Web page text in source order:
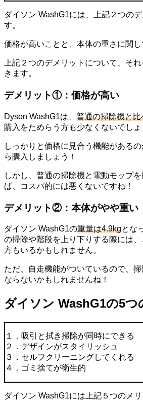
ダイソン WashG1には、上記２つの
す。
価格が高いことと、本体の重さに関し
上記２つのデメリットについて、そ
きます。
デメリット①：価格が高い
Dyson WashG1は、 普通の掃除機と比
購入をためらう方も少なくないでしょ
しっかりと価格に見合う機能がある
ら購入しましょう！
しかし、普通の掃除機と電動モップ
ば、コスパ的には悪くないですね！
デメリット②：本体がやや重い
ダイソン WashG1の重量は4.9kgとな
の掃除や階段を上り下りする際には
方もいるかもしれません。
ただ、自走機能がついているので、
ならないかもしれませんね！
ダイソン WashG1の5つ
１．吸引と拭き掃除が同時にできる
２．デザインがスタイリッシュ
３．セルフクリーニングしてくれる
４．ゴミ捨てが衛生的
ダイソン WashG1には上記５つのメリ